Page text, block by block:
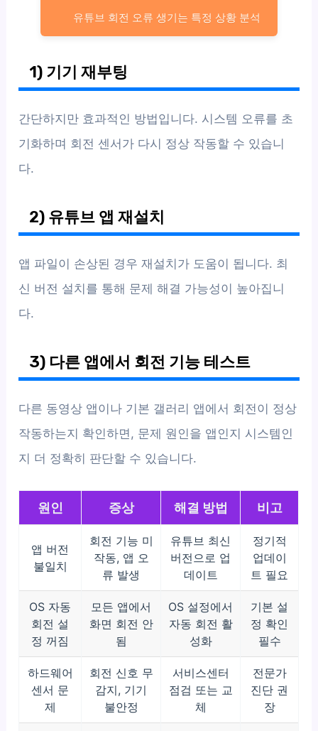
유튜브 회전 오류 생기는 특정 상황 분석
1) 기기 재부팅
간단하지만 효과적인 방법입니다. 시스템 오류를 초
기화하며 회전 센서가 다시 정상 작동할 수 있습니
다.
2) 유튜브 앱 재설치
앱 파일이 손상된 경우 재설치가 도움이 됩니다. 최
신 버전 설치를 통해 문제 해결 가능성이 높아집니
다.
3) 다른 앱에서 회전 기능 테스트
다른 동영상 앱이나 기본 갤러리 앱에서 회전이 정상
작동하는지 확인하면, 문제 원인을 앱인지 시스템인
지 더 정확히 판단할 수 있습니다.
원인 증상 해결 방법 비고
앱 버전
불일치
회전 기능 미
작동, 앱 오
류 발생
유튜브 최신
버전으로 업
데이트
정기적
업데이
트 필요
OS 자동
회전 설
정 꺼짐
모든 앱에서
화면 회전 안
됨
OS 설정에서
자동 회전 활
성화
기본 설
정 확인
필수
하드웨어
센서 문
제
회전 신호 무
감지, 기기
불안정
서비스센터
점검 또는 교
체
전문가
진단 권
장